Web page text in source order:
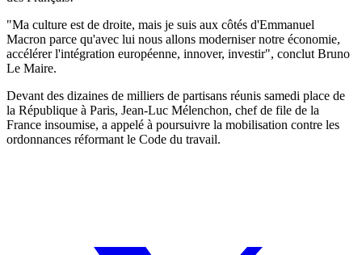
"Ma culture est de droite, mais je suis aux côtés d'Emmanuel
Macron parce qu'avec lui nous allons moderniser notre économie,
accélérer l'intégration européenne, innover, investir", conclut Bruno
Le Maire.
Devant des dizaines de milliers de partisans réunis samedi place de
la République à Paris, Jean-Luc Mélenchon, chef de file de la
France insoumise, a appelé à poursuivre la mobilisation contre les
ordonnances réformant le Code du travail.